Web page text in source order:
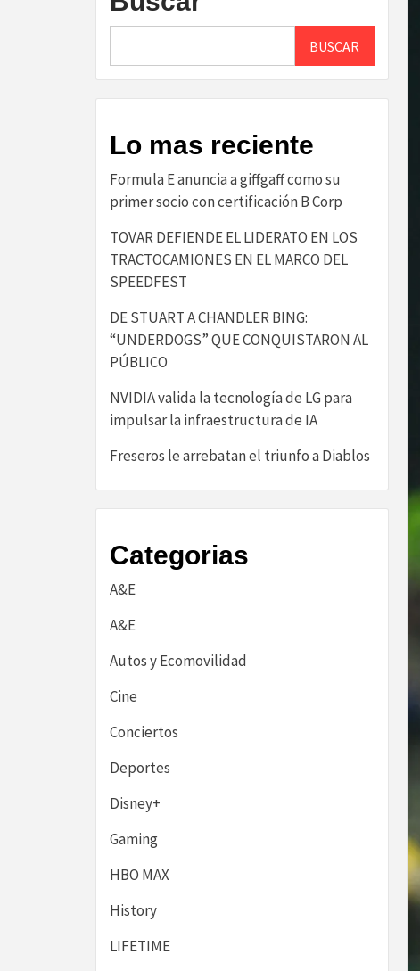
BUSCAR
Lo mas reciente
​Formula E anuncia a giffgaff como su
primer socio con certificación B Corp​
TOVAR DEFIENDE EL LIDERATO EN LOS
TRACTOCAMIONES EN EL MARCO DEL
SPEEDFEST
DE STUART A CHANDLER BING:
“UNDERDOGS” QUE CONQUISTARON AL
PÚBLICO
NVIDIA valida la tecnología de LG para
impulsar la infraestructura de IA
Freseros le arrebatan el triunfo a Diablos
Categorias
A&E
A&E
Autos y Ecomovilidad
Cine
Conciertos
Deportes
Disney+
Gaming
HBO MAX
History
LIFETIME